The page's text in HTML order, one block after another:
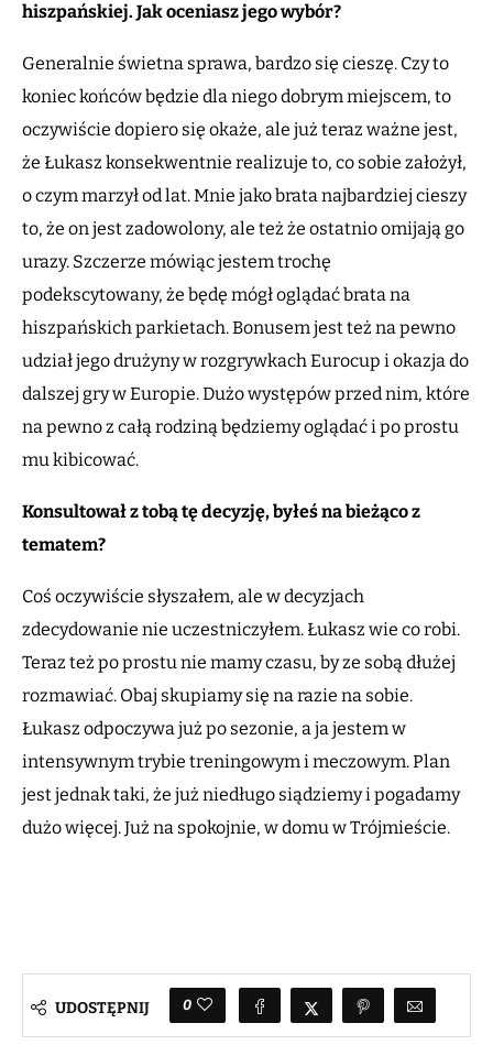
hiszpańskiej. Jak oceniasz jego wybór?
Generalnie świetna sprawa, bardzo się cieszę. Czy to
koniec końców będzie dla niego dobrym miejscem, to
oczywiście dopiero się okaże, ale już teraz ważne jest,
że Łukasz konsekwentnie realizuje to, co sobie założył,
o czym marzył od lat. Mnie jako brata najbardziej cieszy
to, że on jest zadowolony, ale też że ostatnio omijają go
urazy. Szczerze mówiąc jestem trochę
podekscytowany, że będę mógł oglądać brata na
hiszpańskich parkietach. Bonusem jest też na pewno
udział jego drużyny w rozgrywkach Eurocup i okazja do
dalszej gry w Europie. Dużo występów przed nim, które
na pewno z całą rodziną będziemy oglądać i po prostu
mu kibicować.
Konsultował z tobą tę decyzję, byłeś na bieżąco z
tematem?
Coś oczywiście słyszałem, ale w decyzjach
zdecydowanie nie uczestniczyłem. Łukasz wie co robi.
Teraz też po prostu nie mamy czasu, by ze sobą dłużej
rozmawiać. Obaj skupiamy się na razie na sobie.
Łukasz odpoczywa już po sezonie, a ja jestem w
intensywnym trybie treningowym i meczowym. Plan
jest jednak taki, że już niedługo siądziemy i pogadamy
dużo więcej. Już na spokojnie, w domu w Trójmieście.
UDOSTĘPNIJ 0